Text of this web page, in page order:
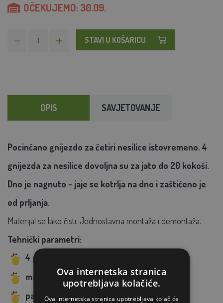
OČEKUJEMO: 30.09.
STAVI U KOŠARICU
OPIS SAVJETOVANJE
Pocinčano gnijezdo za četiri nesilice istovremeno. 4
gnijezda za nesilice dovoljna su za jato do 20 kokoši.
Dno je nagnuto - jaje se kotrlja na dno i zaštićeno je
od prljanja.
Materijal se lako čisti. Jednostavna montaža i demontaža.
Tehnički parametri:
4 gnijezda za nesilice za do 20 kokoši
materijal: plastika i cink
pakiranje: 1 kom u kartonu
Ova internetska stranica
upotrebljava kolačiće.
Ova internetska stranica upotrebljava kolačiće